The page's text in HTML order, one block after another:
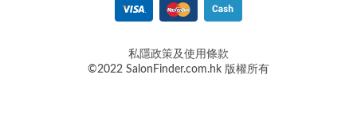
私隱政策及使用條款
©2022 SalonFinder.com.hk 版權所有